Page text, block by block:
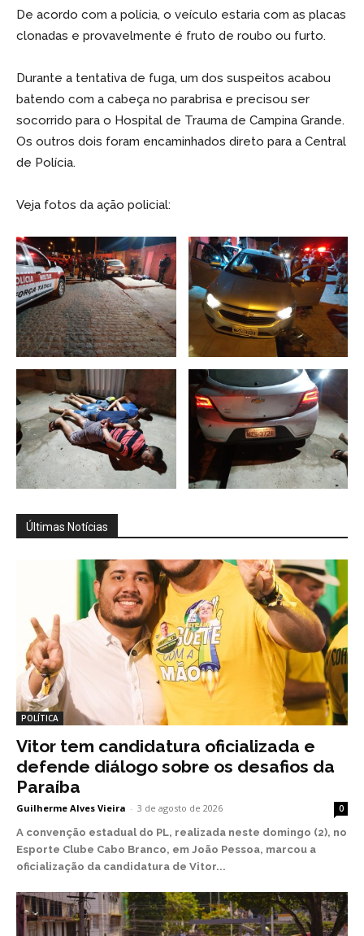
De acordo com a polícia, o veículo estaria com as placas
clonadas e provavelmente é fruto de roubo ou furto.
Durante a tentativa de fuga, um dos suspeitos acabou
batendo com a cabeça no parabrisa e precisou ser
socorrido para o Hospital de Trauma de Campina Grande.
Os outros dois foram encaminhados direto para a Central
de Polícia.
Veja fotos da ação policial:
Últimas Notícias
POLÍTICA
Vitor tem candidatura oficializada e
defende diálogo sobre os desafios da
Paraíba
Guilherme Alves Vieira - 3 de agosto de 2026 0
A convenção estadual do PL, realizada neste domingo (2), no
Esporte Clube Cabo Branco, em João Pessoa, marcou a
oficialização da candidatura de Vitor...